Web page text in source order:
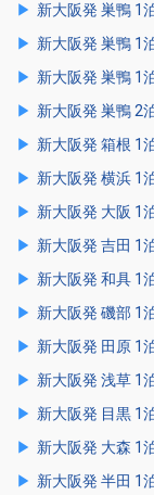
新大阪発 巣鴨 1
新大阪発 巣鴨 1
新大阪発 巣鴨 1
新大阪発 巣鴨 2
新大阪発 箱根 1
新大阪発 横浜 1
新大阪発 大阪 1
新大阪発 吉田 1
新大阪発 和具 1
新大阪発 磯部 1
新大阪発 田原 1
新大阪発 浅草 1
新大阪発 目黒 1
新大阪発 大森 1
新大阪発 半田 1